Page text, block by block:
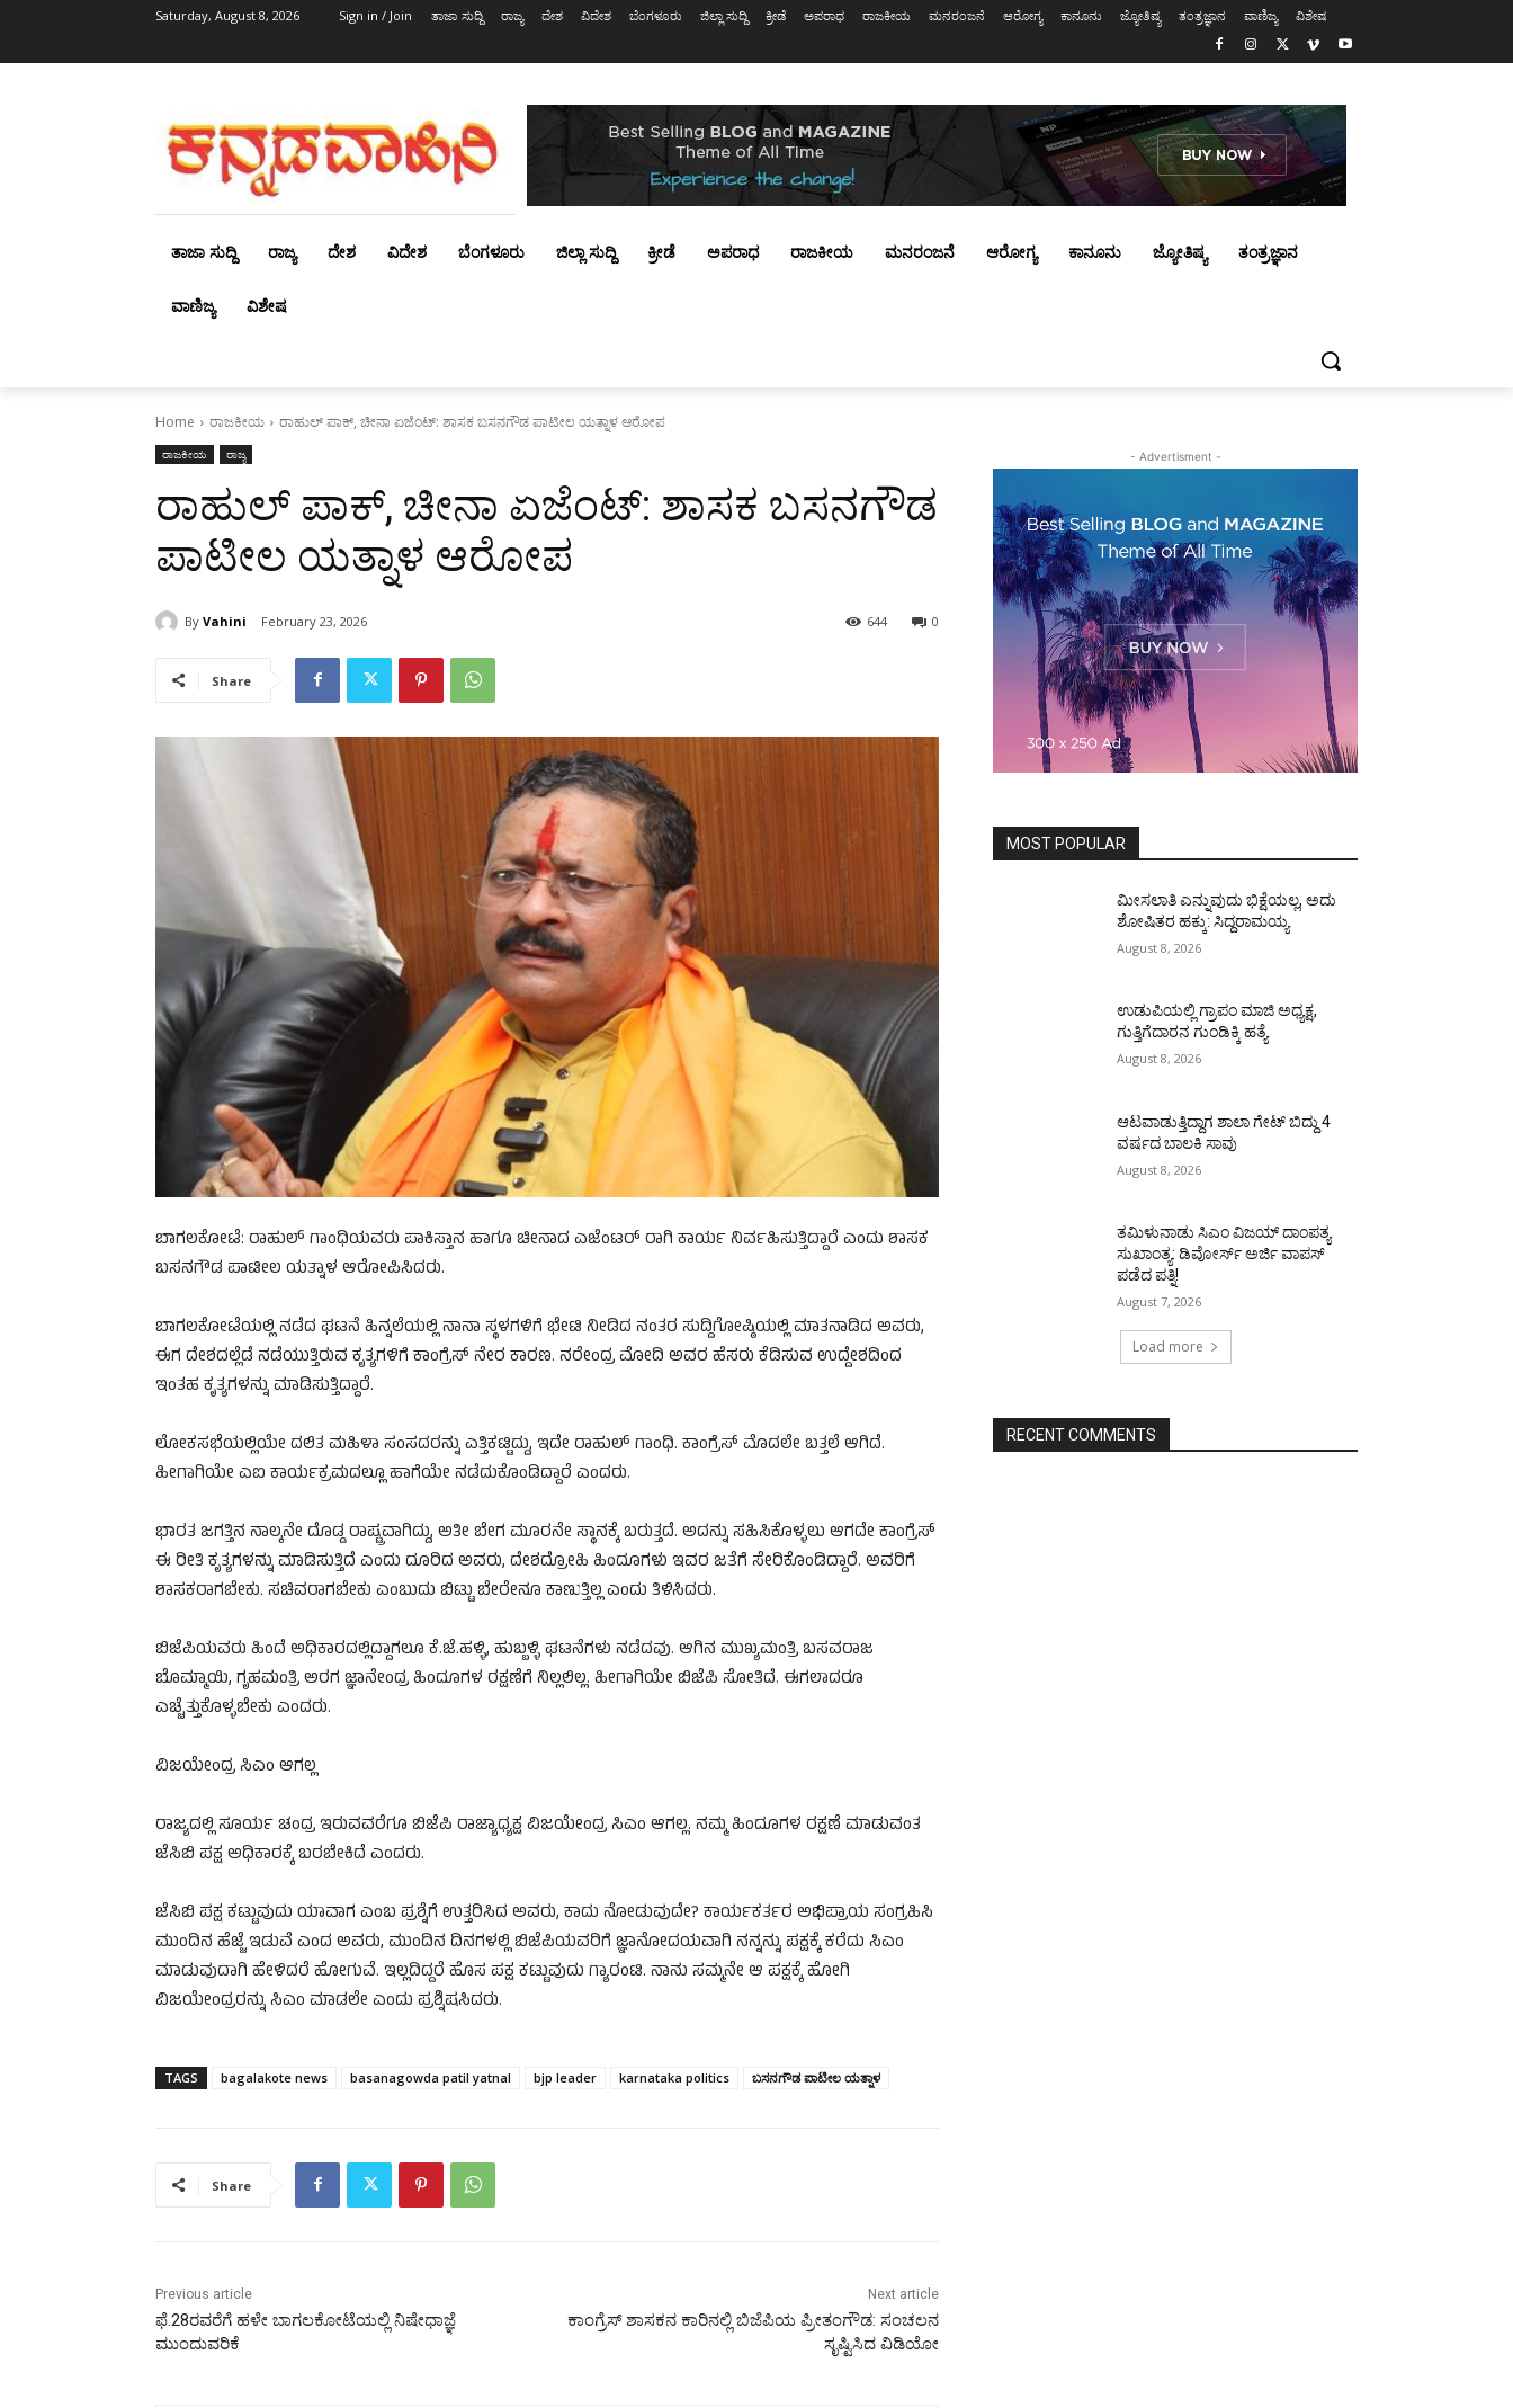
Saturday, August 8, 2026 Sign in / Join ತಾಜಾ ಸುದ್ದಿ ರಾಜ್ಯ ದೇಶ ವಿದೇಶ ಬೆಂಗಳೂರು ಜಿಲ್ಲಾ ಸುದ್ದಿ ಕ್ರೀಡೆ ಅಪರಾಧ ರಾಜಕೀಯ ಮನರಂಜನೆ ಆರೋಗ್ಯ ಕಾನೂನು ಜ್ಯೋತಿಷ್ಯ ತಂತ್ರಜ್ಞಾನ ವಾಣಿಜ್ಯ ವಿಶೇಷ
ತಾಜಾ ಸುದ್ದಿ ರಾಜ್ಯ ದೇಶ ವಿದೇಶ ಬೆಂಗಳೂರು ಜಿಲ್ಲಾ ಸುದ್ದಿ ಕ್ರೀಡೆ ಅಪರಾಧ ರಾಜಕೀಯ ಮನರಂಜನೆ ಆರೋಗ್ಯ ಕಾನೂನು ಜ್ಯೋತಿಷ್ಯ ತಂತ್ರಜ್ಞಾನ
ವಾಣಿಜ್ಯ ವಿಶೇಷ
Home ರಾಜಕೀಯ ರಾಹುಲ್ ಪಾಕ್, ಚೀನಾ ಏಜೆಂಟ್: ಶಾಸಕ ಬಸನಗೌಡ ಪಾಟೀಲ ಯತ್ನಾಳ ಆರೋಪ
ರಾಜಕೀಯ ರಾಜ್ಯ
ರಾಹುಲ್ ಪಾಕ್, ಚೀನಾ ಏಜೆಂಟ್: ಶಾಸಕ ಬಸನಗೌಡ
ಪಾಟೀಲ ಯತ್ನಾಳ ಆರೋಪ
By Vahini February 23, 2026 0
644
Share
ಬಾಗಲಕೋಟೆ: ರಾಹುಲ್ ಗಾಂಧಿಯವರು ಪಾಕಿಸ್ತಾನ ಹಾಗೂ ಚೀನಾದ ಎಜೆಂಟರ್ ರಾಗಿ ಕಾರ್ಯ ನಿರ್ವಹಿಸುತ್ತಿದ್ದಾರೆ ಎಂದು ಶಾಸಕ
ಬಸನಗೌಡ ಪಾಟೀಲ ಯತ್ನಾಳ ಆರೋಪಿಸಿದರು.
ಬಾಗಲಕೋಟೆಯಲ್ಲಿ ನಡೆದ ಘಟನೆ ಹಿನ್ನಲೆಯಲ್ಲಿ ನಾನಾ ಸ್ಥಳಗಳಿಗೆ ಭೇಟಿ ನೀಡಿದ ನಂತರ ಸುದ್ದಿಗೋಷ್ಠಿಯಲ್ಲಿ ಮಾತನಾಡಿದ ಅವರು,
ಈಗ ದೇಶದಲ್ಲೆಡೆ ನಡೆಯುತ್ತಿರುವ ಕೃತ್ಯಗಳಿಗೆ ಕಾಂಗ್ರೆಸ್ ನೇರ ಕಾರಣ. ನರೇಂದ್ರ ಮೋದಿ ಅವರ ಹೆಸರು ಕೆಡಿಸುವ ಉದ್ದೇಶದಿಂದ
ಇಂತಹ ಕೃತ್ಯಗಳನ್ನು ಮಾಡಿಸುತ್ತಿದ್ದಾರೆ.
ಲೋಕಸಭೆಯಲ್ಲಿಯೇ ದಲಿತ ಮಹಿಳಾ ಸಂಸದರನ್ನು ಎತ್ತಿಕಟ್ಟಿದ್ದು, ಇದೇ ರಾಹುಲ್ ಗಾಂಧಿ. ಕಾಂಗ್ರೆಸ್ ಮೊದಲೇ ಬತ್ತಲೆ ಆಗಿದೆ.
ಹೀಗಾಗಿಯೇ ಎಐ ಕಾರ್ಯಕ್ರಮದಲ್ಲೂ ಹಾಗೆಯೇ ನಡೆದುಕೊಂಡಿದ್ದಾರೆ ಎಂದರು.
ಭಾರತ ಜಗತ್ತಿನ ನಾಲ್ಕನೇ ದೊಡ್ಡ ರಾಷ್ಟ್ರವಾಗಿದ್ದು, ಅತೀ ಬೇಗ ಮೂರನೇ ಸ್ಥಾನಕ್ಕೆ ಬರುತ್ತದೆ. ಅದನ್ನು ಸಹಿಸಿಕೊಳ್ಳಲು ಆಗದೇ ಕಾಂಗ್ರೆಸ್
ಈ ರೀತಿ ಕೃತ್ಯಗಳನ್ನು ಮಾಡಿಸುತ್ತಿದೆ ಎಂದು ದೂರಿದ ಅವರು, ದೇಶದ್ರೋಹಿ ಹಿಂದೂಗಳು ಇವರ ಜತೆಗೆ ಸೇರಿಕೊಂಡಿದ್ದಾರೆ. ಅವರಿಗೆ
ಶಾಸಕರಾಗಬೇಕು. ಸಚಿವರಾಗಬೇಕು ಎಂಬುದು ಬಿಟ್ಟು ಬೇರೇನೂ ಕಾಣುತ್ತಿಲ್ಲ ಎಂದು ತಿಳಿಸಿದರು.
ಬಿಜೆಪಿಯವರು ಹಿಂದೆ ಅಧಿಕಾರದಲ್ಲಿದ್ದಾಗಲೂ ಕೆ.ಜೆ.ಹಳ್ಳಿ, ಹುಬ್ಬಳ್ಳಿ ಘಟನೆಗಳು ನಡೆದವು. ಆಗಿನ ಮುಖ್ಯಮಂತ್ರಿ ಬಸವರಾಜ
ಬೊಮ್ಮಾಯಿ, ಗೃಹಮಂತ್ರಿ ಅರಗ ಜ್ಞಾನೇಂದ್ರ ಹಿಂದೂಗಳ ರಕ್ಷಣೆಗೆ ನಿಲ್ಲಲಿಲ್ಲ. ಹೀಗಾಗಿಯೇ ಬಿಜೆಪಿ ಸೋತಿದೆ. ಈಗಲಾದರೂ
ಎಚ್ಚೆತ್ತುಕೊಳ್ಳಬೇಕು ಎಂದರು.
ವಿಜಯೇಂದ್ರ ಸಿಎಂ ಆಗಲ್ಲ
ರಾಜ್ಯದಲ್ಲಿ ಸೂರ್ಯ ಚಂದ್ರ ಇರುವವರೆಗೂ ಬಿಜೆಪಿ ರಾಜ್ಯಾಧ್ಯಕ್ಷ ವಿಜಯೇಂದ್ರ ಸಿಎಂ ಆಗಲ್ಲ. ನಮ್ಮ ಹಿಂದೂಗಳ ರಕ್ಷಣೆ ಮಾಡುವಂತ
ಜೆಸಿಬಿ ಪಕ್ಷ ಅಧಿಕಾರಕ್ಕೆ ಬರಬೇಕಿದೆ ಎಂದರು.
ಜೆಸಿಬಿ ಪಕ್ಷ ಕಟ್ಟುವುದು ಯಾವಾಗ ಎಂಬ ಪ್ರಶ್ನೆಗೆ ಉತ್ತರಿಸಿದ ಅವರು, ಕಾದು ನೋಡುವುದೇ? ಕಾರ್ಯಕರ್ತರ ಅಭಿಪ್ರಾಯ ಸಂಗ್ರಹಿಸಿ
ಮುಂದಿನ ಹೆಜ್ಜೆ ಇಡುವೆ ಎಂದ ಅವರು, ಮುಂದಿನ ದಿನಗಳಲ್ಲಿ ಬಿಜೆಪಿಯವರಿಗೆ ಜ್ಞಾನೋದಯವಾಗಿ ನನ್ನನ್ನು ಪಕ್ಷಕ್ಕೆ ಕರೆದು ಸಿಎಂ
ಮಾಡುವುದಾಗಿ ಹೇಳಿದರೆ ಹೋಗುವೆ. ಇಲ್ಲದಿದ್ದರೆ ಹೊಸ ಪಕ್ಷ ಕಟ್ಟುವುದು ಗ್ಯಾರಂಟಿ. ನಾನು ಸಮ್ಮನೇ ಆ ಪಕ್ಷಕ್ಕೆ ಹೋಗಿ
ವಿಜಯೇಂದ್ರರನ್ನು ಸಿಎಂ ಮಾಡಲೇ ಎಂದು ಪ್ರಶ್ನಿಷಸಿದರು.
TAGS bagalakote news basanagowda patil yatnal bjp leader karnataka politics ಬಸನಗೌಡ ಪಾಟೀಲ ಯತ್ನಾಳ
Share
Previous article
ಫೆ.28ರವರೆಗೆ ಹಳೇ ಬಾಗಲಕೋಟೆಯಲ್ಲಿ ನಿಷೇಧಾಜ್ಞೆ
ಮುಂದುವರಿಕೆ
Next article
ಕಾಂಗ್ರೆಸ್ ಶಾಸಕನ ಕಾರಿನಲ್ಲಿ ಬಿಜೆಪಿಯ ಪ್ರೀತಂಗೌಡ: ಸಂಚಲನ
ಸೃಷ್ಟಿಸಿದ ವಿಡಿಯೋ
- Advertisment -
MOST POPULAR
ಮೀಸಲಾತಿ ಎನ್ನುವುದು ಭಿಕ್ಷೆಯಲ್ಲ, ಅದು
ಶೋಷಿತರ ಹಕ್ಕು: ಸಿದ್ದರಾಮಯ್ಯ
August 8, 2026
ಉಡುಪಿಯಲ್ಲಿ ಗ್ರಾಪಂ ಮಾಜಿ ಅಧ್ಯಕ್ಷ,
ಗುತ್ತಿಗೆದಾರನ ಗುಂಡಿಕ್ಕಿ ಹತ್ಯೆ
August 8, 2026
ಆಟವಾಡುತ್ತಿದ್ದಾಗ ಶಾಲಾ ಗೇಟ್‌ ಬಿದ್ದು 4
ವರ್ಷದ ಬಾಲಕಿ ಸಾವು
August 8, 2026
ತಮಿಳುನಾಡು ಸಿಎಂ ವಿಜಯ್‌ ದಾಂಪತ್ಯ
ಸುಖಾಂತ್ಯ: ಡಿವೋರ್ಸ್‌ ಅರ್ಜಿ ವಾಪಸ್‌
ಪಡೆದ ಪತ್ನಿ!
August 7, 2026
Load more
RECENT COMMENTS